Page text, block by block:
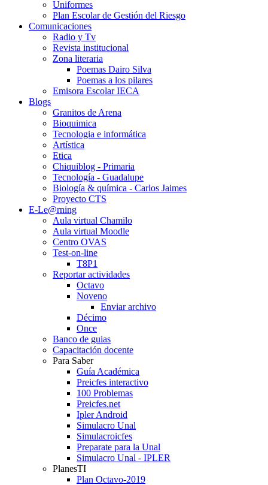
Uniformes
Plan Escolar de Gestión del Riesgo
Comunicaciones
Radio y Tv
Revista institucional
Zona literaria
Poemas Dairo Silva
Poemas a los pilares
Emisora Escolar IECA
Blogs
Granitos de Arena
Bioquimica
Tecnologia e informática
Artística
Etica
Chiquiblog - Primaria
Tecnología - Guadalupe
Biología & química - Carlos Jaimes
Proyecto CTS
E-Le@rning
Aula virtual Chamilo
Aula virtual Moodle
Centro OVAS
Test-on-line
T8P1
Reportar actividades
Octavo
Noveno
Enviar archivo
Décimo
Once
Banco de guias
Capacitación docente
Para Saber
Guía Académica
Preicfes interactivo
100 Problemas
Preicfes.net
Ipler Android
Simulacro Unal
Simulacroicfes
Preparate para la Unal
Simulacro Unal - IPLER
PlanesTI
Plan Octavo-2019